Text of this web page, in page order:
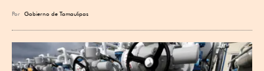
Por Gobierno de Tamaulipas